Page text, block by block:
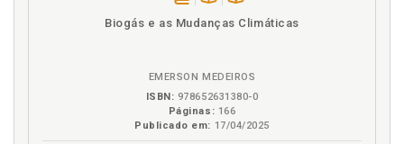
disponívelDisponível
na
páginas
Biogás e as Mudanças Climáticas
EMERSON MEDEIROS
ISBN: 978652631380-0
Páginas: 166
Publicado em: 17/04/2025